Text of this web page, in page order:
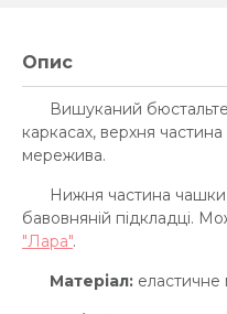
Опис
Вишуканий
каркасах, верхня
мережива.
Нижня частина
бавовняній підкладці.
"Лара".
Матеріал: